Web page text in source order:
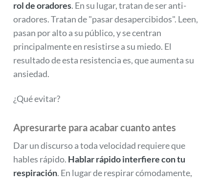
rol de oradores. En su lugar, tratan de ser anti-
oradores. Tratan de "pasar desapercibidos". Leen,
pasan por alto a su público, y se centran
principalmente en resistirse a su miedo. El
resultado de esta resistencia es, que aumenta su
ansiedad.
¿Qué evitar?
Apresurarte para acabar cuanto antes
Dar un discurso a toda velocidad requiere que
hables rápido. Hablar rápido interfiere con tu
respiración. En lugar de respirar cómodamente,